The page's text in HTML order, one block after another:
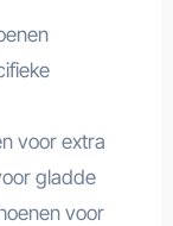
voor extra
gladde
voor